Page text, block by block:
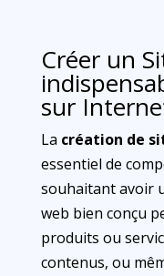
Créer un
sur
La création de
essentiel de
souhaitant avoir
web bien conçu
produits ou
contenus, ou